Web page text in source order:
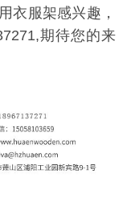
衣服架感兴趣，
期待您的来